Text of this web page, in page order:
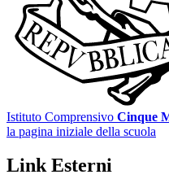
Istituto Comprensivo Cinque
la pagina iniziale della scuola
Link Esterni